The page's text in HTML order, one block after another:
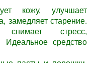
кожу, улучшает
замедляет старение.
снимает стресс,
средство